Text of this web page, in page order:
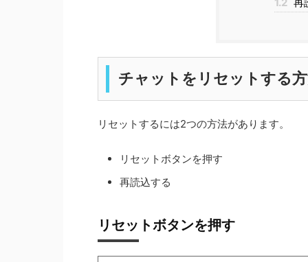
チャットをリセットする
リセットするには2つの方法があります。
リセットボタンを押す
再読込する
リセットボタンを押す